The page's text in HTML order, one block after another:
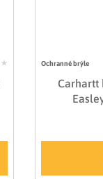
Ochranné brýle
Carhartt